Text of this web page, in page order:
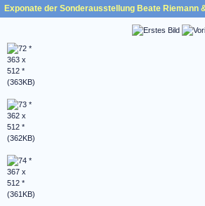
Exponate der Sonderausstellung Beate Riemann